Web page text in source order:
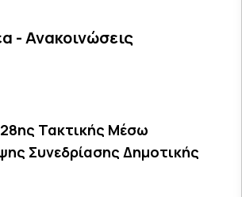
- Ανακοινώσεις
Τακτικής Μέσω
Συνεδρίασης Δημοτικής